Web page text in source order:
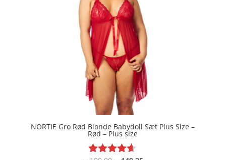
NORTIE Gro Rød Blonde Babydoll Sæt Plus Size –
Rød – Plus size